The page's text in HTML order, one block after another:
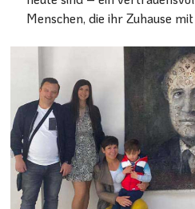
Menschen, die ihr Zuhause